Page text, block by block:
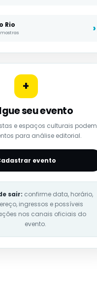
Rio
+
seu evento
e espaços culturais podem
para análise editorial.
evento
sair: confirme data, horário,
ingressos e possíveis
nos canais oficiais do
evento.